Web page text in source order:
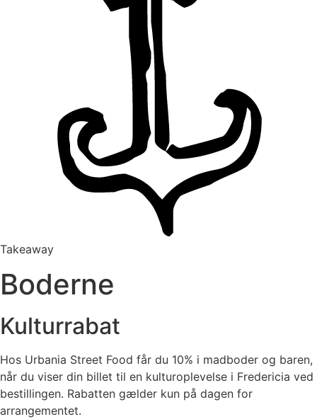
Takeaway
Boderne
Kulturrabat
Hos Urbania Street Food får du 10% i madboder og baren,
når du viser din billet til en kulturoplevelse i Fredericia ved
bestillingen. Rabatten gælder kun på dagen for
arrangementet.